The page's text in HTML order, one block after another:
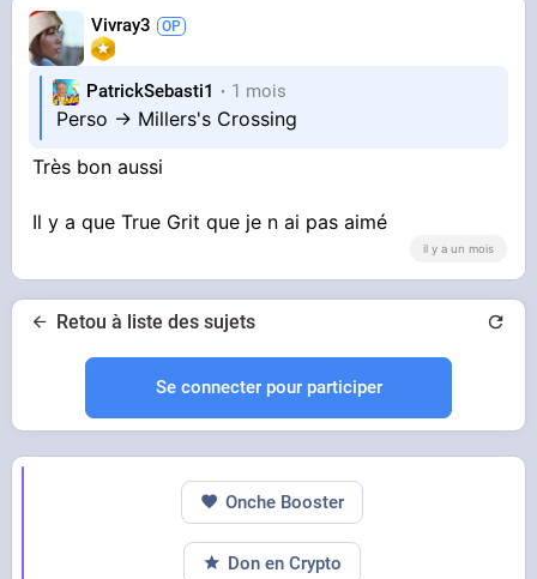
Vivray3
PatrickSebasti1 1 mois
Perso -> Millers's Crossing
Très bon aussi
Il y a que True Grit que je n ai pas aimé
il y a un mois
Retou à liste des sujets
Se connecter pour participer
Onche Booster
Don en Crypto